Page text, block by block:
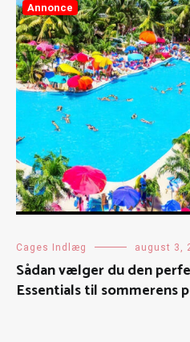
Annonce
Cages Indlæg august 3,
Sådan vælger du den
Essentials til sommerens